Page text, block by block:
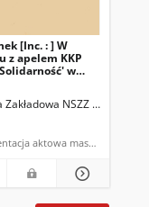
Piekoszów
[Inc. : ] W
z apelem KKP
w
Zakładowa NSZZ
dokumentacja aktowa maszynopis